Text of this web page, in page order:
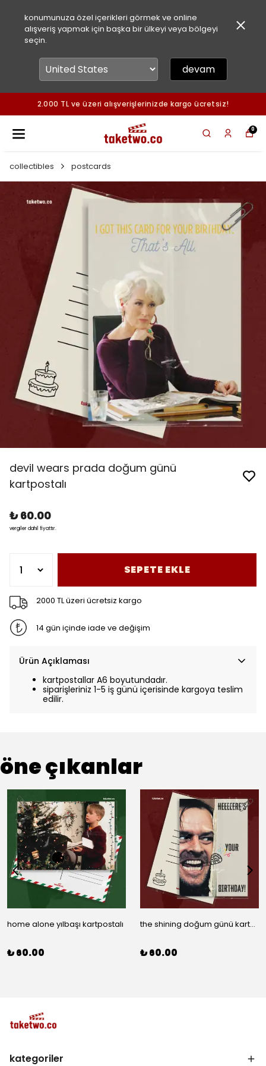
konumunuza özel içerikleri görmek ve online
alışveriş yapmak için başka bir ülkeyi veya bölgeyi
seçin.
devam
2.000 TL ve üzeri alışverişlerinizde kargo ücretsiz!
0
collectibles postcards
devil wears prada doğum günü
kartpostalı
₺ 60.00
vergiler dahil fiyattır.
SEPETE EKLE
2000 TL üzeri ücretsiz kargo
14 gün içinde iade ve değişim
Ürün Açıklaması
kartpostallar A6 boyutundadır.
siparişleriniz 1-5 iş günü içerisinde kargoya teslim
edilir.
öne çıkanlar
home alone yılbaşı kartpostalı
₺ 60.00
the shining doğum günü kartpostalı
₺ 60.00
kategoriler